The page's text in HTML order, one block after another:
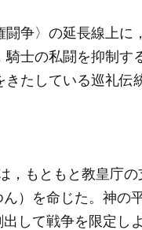
闘争〉の延長線上に
士の私闘を抑制す
たしている巡礼
，もともと教皇庁
）を命じた。 神の
して戦争を限定し